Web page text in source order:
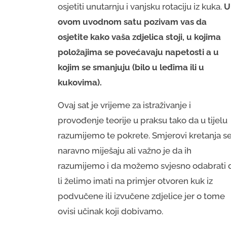
osjetiti unutarnju i vanjsku rotaciju iz kuka. U
ovom uvodnom satu pozivam vas da
osjetite kako vaša zdjelica stoji, u kojima
položajima se povećavaju napetosti a u
kojim se smanjuju (bilo u leđima ili u
kukovima).
Ovaj sat je vrijeme za istraživanje i
provođenje teorije u praksu tako da u tijelu
razumijemo te pokrete. Smjerovi kretanja
naravno miješaju ali važno je da ih
razumijemo i da možemo svjesno odabrati
li želimo imati na primjer otvoren kuk iz
podvučene ili izvučene zdjelice jer o tome
ovisi učinak koji dobivamo.